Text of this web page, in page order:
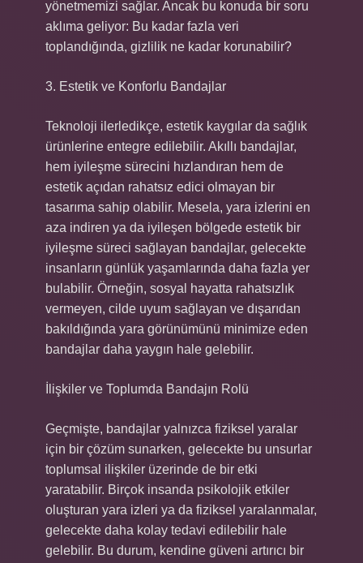
yönetmemizi sağlar. Ancak bu konuda bir soru
aklıma geliyor: Bu kadar fazla veri
toplandığında, gizlilik ne kadar korunabilir?
3. Estetik ve Konforlu Bandajlar
Teknoloji ilerledikçe, estetik kaygılar da sağlık
ürünlerine entegre edilebilir. Akıllı bandajlar,
hem iyileşme sürecini hızlandıran hem de
estetik açıdan rahatsız edici olmayan bir
tasarıma sahip olabilir. Mesela, yara izlerini en
aza indiren ya da iyileşen bölgede estetik bir
iyileşme süreci sağlayan bandajlar, gelecekte
insanların günlük yaşamlarında daha fazla yer
bulabilir. Örneğin, sosyal hayatta rahatsızlık
vermeyen, cilde uyum sağlayan ve dışarıdan
bakıldığında yara görünümünü minimize eden
bandajlar daha yaygın hale gelebilir.
İlişkiler ve Toplumda Bandajın Rolü
Geçmişte, bandajlar yalnızca fiziksel yaralar
için bir çözüm sunarken, gelecekte bu unsurlar
toplumsal ilişkiler üzerinde de bir etki
yaratabilir. Birçok insanda psikolojik etkiler
oluşturan yara izleri ya da fiziksel yaralanmalar,
gelecekte daha kolay tedavi edilebilir hale
gelebilir. Bu durum, kendine güveni artırıcı bir